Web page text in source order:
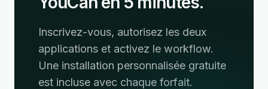
Inscrivez-vous, autorisez les deux
applications et activez le workflow.
Une installation personnalisée gratuite
est incluse avec chaque forfait.